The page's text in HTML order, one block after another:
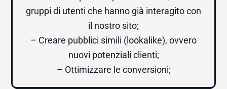
gruppi di utenti che hanno già interagito con
il nostro sito;
– Creare pubblici simili (lookalike), ovvero
nuovi potenziali clienti;
– Ottimizzare le conversioni;